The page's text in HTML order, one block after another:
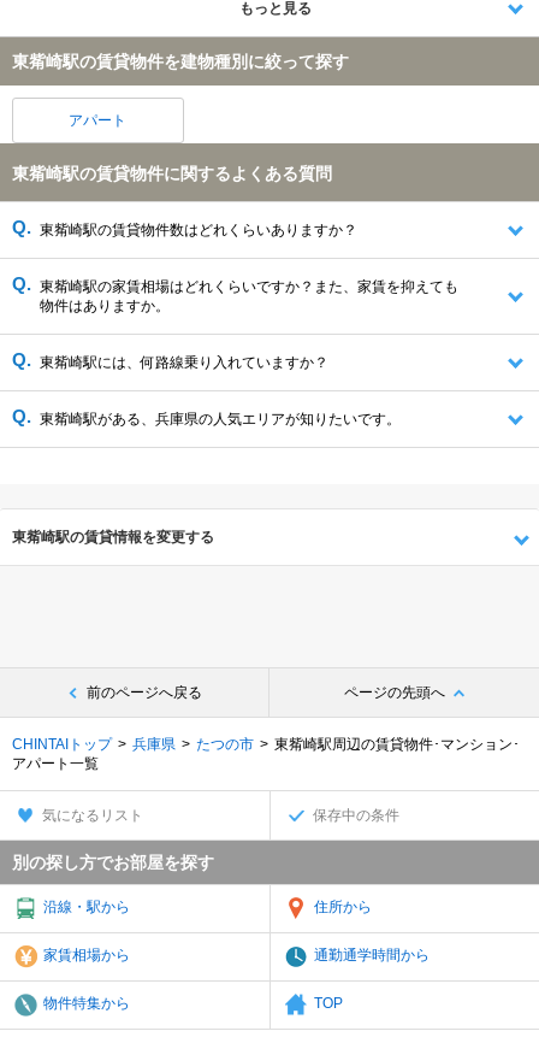
もっと見る
東觜崎駅の賃貸物件を建物種別に絞って探す
アパート
東觜崎駅の賃貸物件に関するよくある質問
東觜崎駅の賃貸物件数はどれくらいありますか？
東觜崎駅の家賃相場はどれくらいですか？また、家賃を抑えても
物件はありますか。
東觜崎駅には、何路線乗り入れていますか？
東觜崎駅がある、兵庫県の人気エリアが知りたいです。
東觜崎駅の賃貸情報を変更する
前のページへ戻る ページの先頭へ
CHINTAIトップ 兵庫県 たつの市
東觜崎駅周辺の賃貸物件･マンション･
アパート一覧
気になるリスト 保存中の条件
別の探し方でお部屋を探す
沿線・駅から 住所から
家賃相場から 通勤通学時間から
物件特集から TOP